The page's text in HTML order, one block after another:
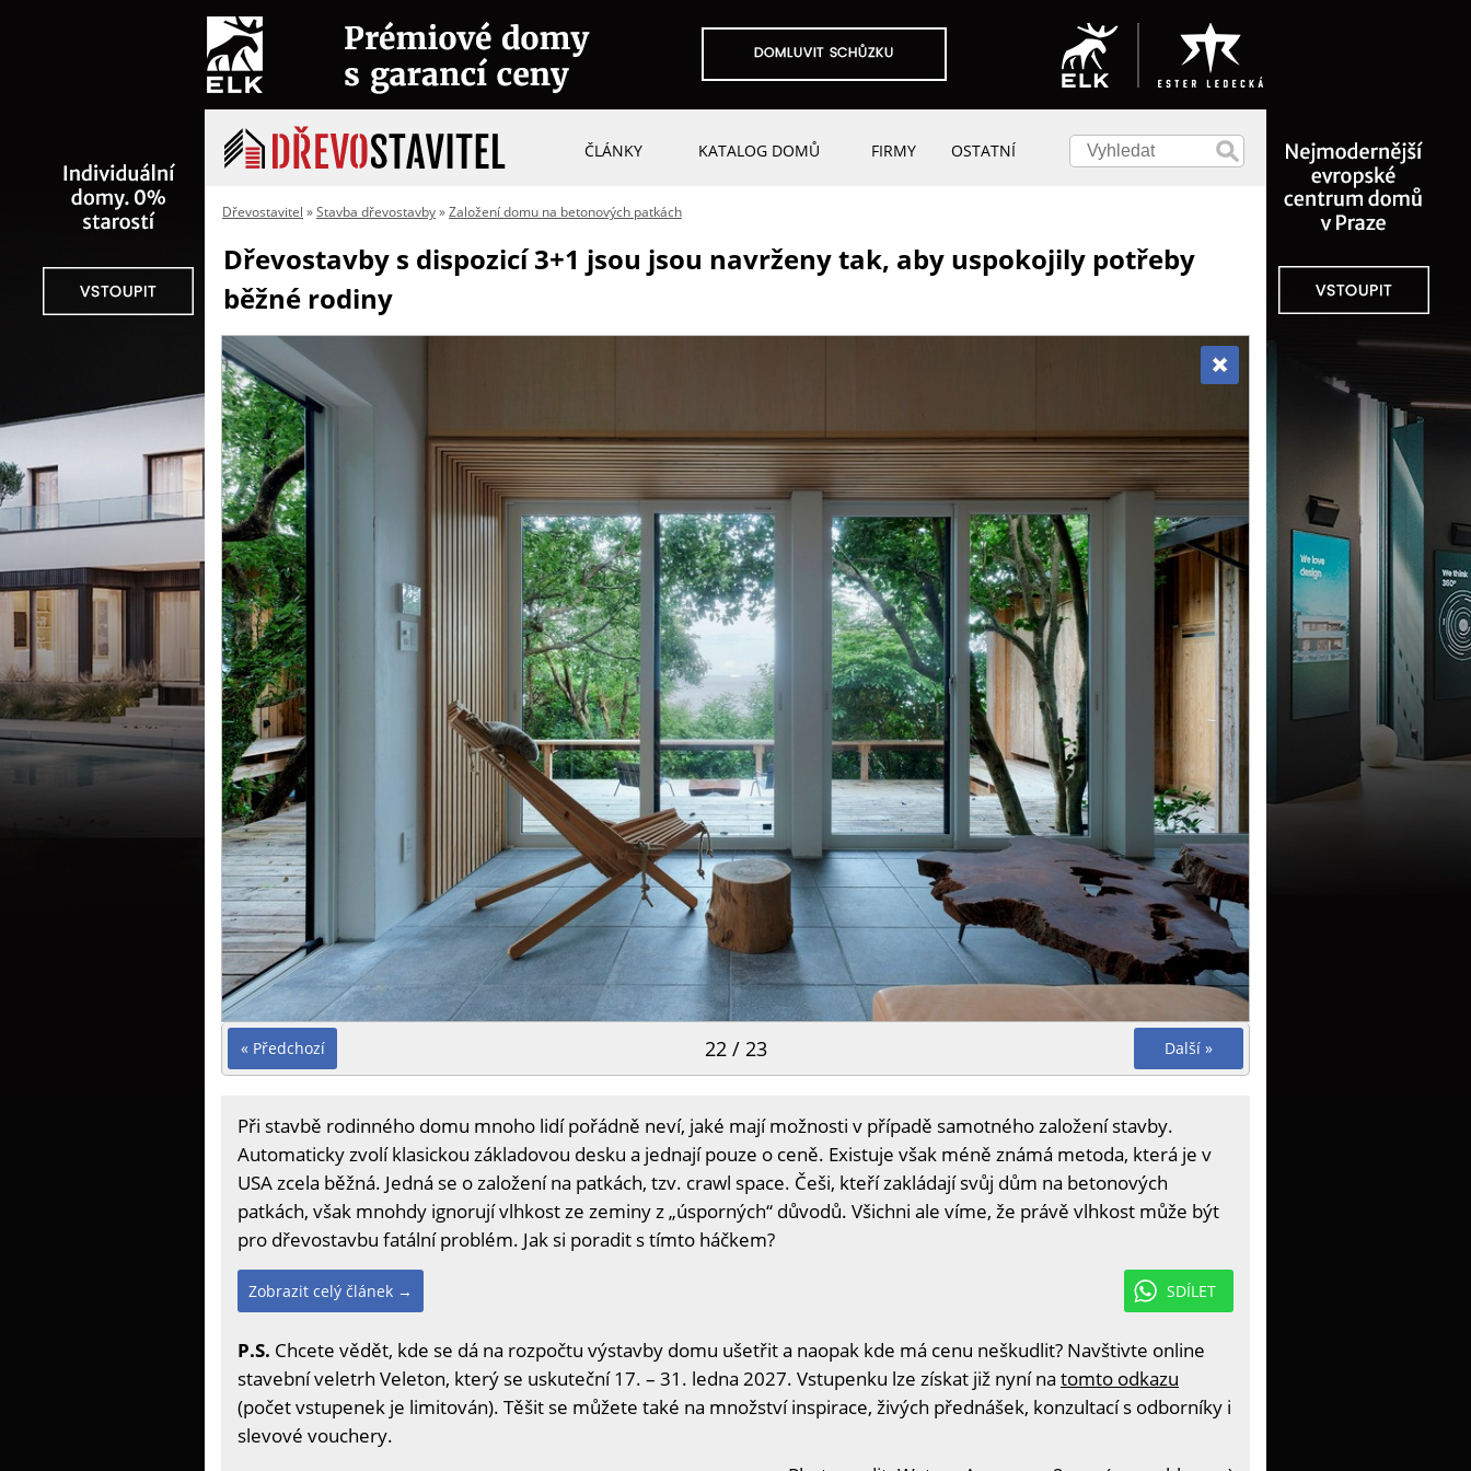
ČLÁNKY KATALOG DOMŮ FIRMY OSTATNÍ
Dřevostavitel »Stavba dřevostavby»Založení domu na betonových patkách
Dřevostavby s dispozicí 3+1 jsou jsou navrženy tak, aby uspokojily potřeby
běžné rodiny
« Předchozí Další »
22 / 23
Při stavbě rodinného domu mnoho lidí pořádně neví, jaké mají možnosti v případě samotného založení stavby.
Automaticky zvolí klasickou základovou desku a jednají pouze o ceně. Existuje však méně známá metoda, která je v
USA zcela běžná. Jedná se o založení na patkách, tzv. crawl space. Češi, kteří zakládají svůj dům na betonových
patkách, však mnohdy ignorují vlhkost ze zeminy z „úsporných“ důvodů. Všichni ale víme, že právě vlhkost může být
pro dřevostavbu fatální problém. Jak si poradit s tímto háčkem?
SDÍLET
Zobrazit celý článek →
P.S. Chcete vědět, kde se dá na rozpočtu výstavby domu ušetřit a naopak kde má cenu neškudlit? Navštivte online
stavební veletrh Veleton, který se uskuteční 17. – 31. ledna 2027. Vstupenku lze získat již nyní na tomto odkazu
(počet vstupenek je limitován). Těšit se můžete také na množství inspirace, živých přednášek, konzultací s odborníky i
slevové vouchery.